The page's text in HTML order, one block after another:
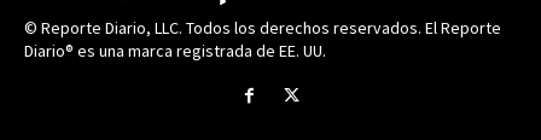
© Reporte Diario, LLC. Todos los derechos reservados. El Reporte
Diario® es una marca registrada de EE. UU.